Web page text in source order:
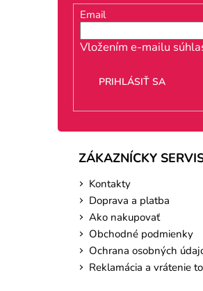
Email
Vložením e-mailu
PRIHLÁSIŤ SA
ZÁKAZNÍCKY
Kontakty
Doprava a platba
Ako nakupovať
Obchodné podmienky
Ochrana osobných
Reklamácia a vrátenie